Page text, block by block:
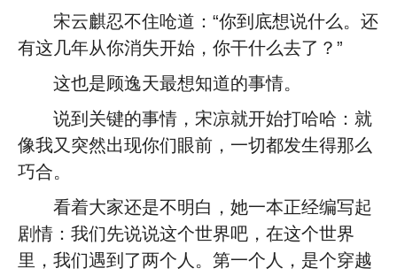
宋云麒忍不住呛道：“你到底想说什么。还
有这几年从你消失开始，你干什么去了？”
这也是顾逸天最想知道的事情。
说到关键的事情，宋凉就开始打哈哈：就
像我又突然出现你们眼前，一切都发生得那么
巧合。
看着大家还是不明白，她一本正经编写起
剧情：我们先说说这个世界吧，在这个世界
里，我们遇到了两个人。第一个人，是个穿越